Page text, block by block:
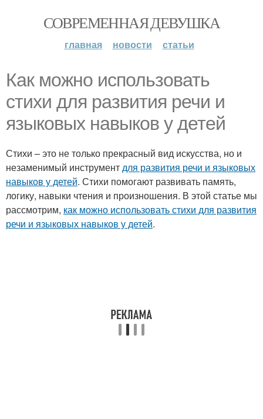
СОВРЕМЕННАЯ ДЕВУШКА
главная новости статьи
Как можно использовать
стихи для развития речи и
языковых навыков у детей
Стихи – это не только прекрасный вид искусства, но и
незаменимый инструментдля развития речи и языковых
навыков у детей. Стихи помогают развивать память,
логику, навыки чтения и произношения. В этой статье мы
рассмотрим, как можно использовать стихи для развития
речи и языковых навыков у детей.